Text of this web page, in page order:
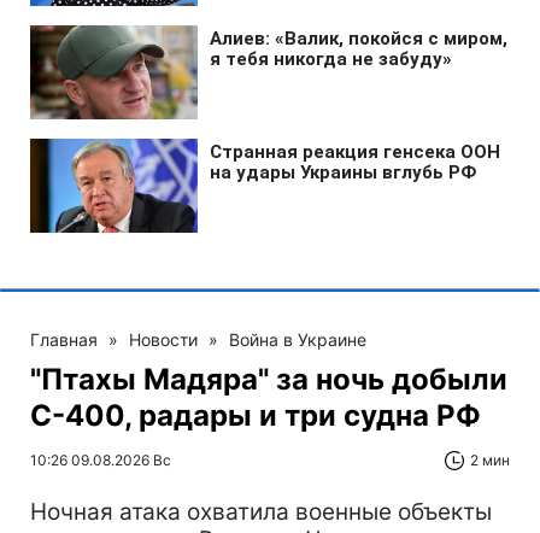
Главная » Новости » Война в Украине
"Птахы Мадяра" за ночь добыли
С-400, радары и три судна РФ
10:26 09.08.2026 Вс 2 мин
Ночная атака охватила военные объекты